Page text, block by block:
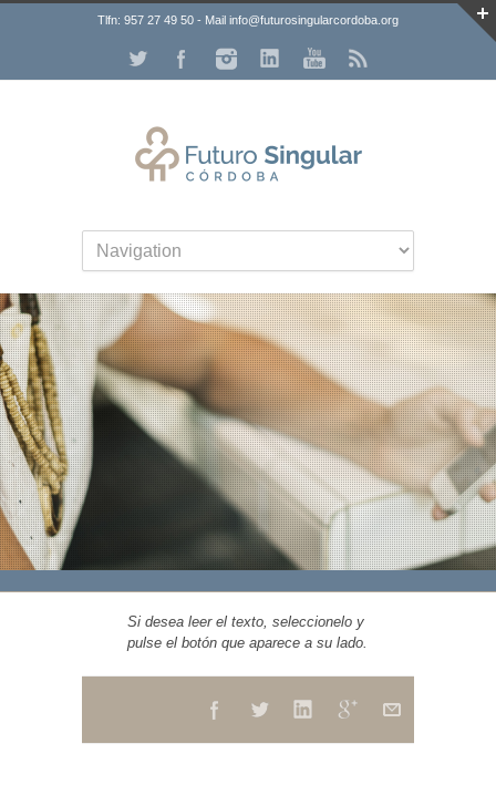
Tlfn: 957 27 49 50 - Mail info@futurosingularcordoba.org
Si desea leer el texto, seleccionelo y
pulse el botón que aparece a su lado.